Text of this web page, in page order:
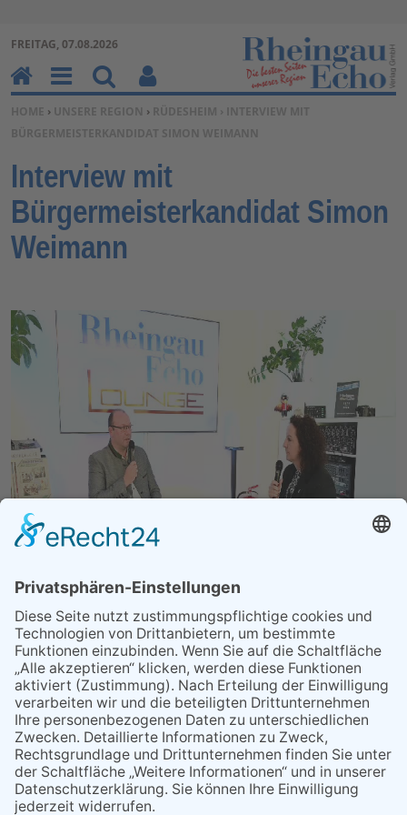
Zum Inhalt springen ↓
FREITAG, 07.08.2026
SIE BEFINDEN SICH HIER:
HOME › UNSERE REGION › RÜDESHEIM › INTERVIEW MIT
BÜRGERMEISTERKANDIDAT SIMON WEIMANN
Interview mit
Bürgermeisterkandidat Simon
Weimann
H
o
m
e
M
en
u
Su
ch
en
Be
nu
tz
erf
un
kti